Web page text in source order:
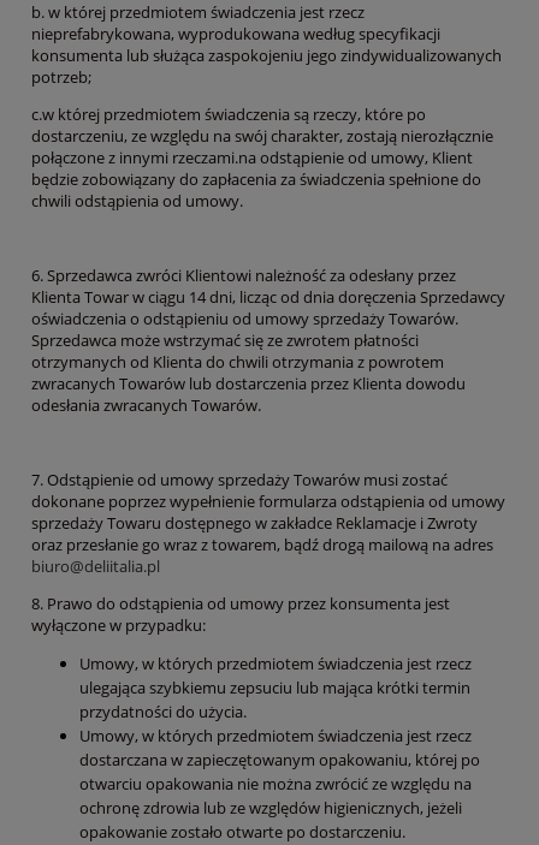
b. w której przedmiotem świadczenia jest rzecz
nieprefabrykowana, wyprodukowana według specyfikacji
konsumenta lub służąca zaspokojeniu jego zindywidualizowanych
potrzeb;
c.w której przedmiotem świadczenia są rzeczy, które po
dostarczeniu, ze względu na swój charakter, zostają nierozłącznie
połączone z innymi rzeczami.na odstąpienie od umowy, Klient
będzie zobowiązany do zapłacenia za świadczenia spełnione do
chwili odstąpienia od umowy.
6. Sprzedawca zwróci Klientowi należność za odesłany przez
Klienta Towar w ciągu 14 dni, licząc od dnia doręczenia Sprzedawcy
oświadczenia o odstąpieniu od umowy sprzedaży Towarów.
Sprzedawca może wstrzymać się ze zwrotem płatności
otrzymanych od Klienta do chwili otrzymania z powrotem
zwracanych Towarów lub dostarczenia przez Klienta dowodu
odesłania zwracanych Towarów.
7. Odstąpienie od umowy sprzedaży Towarów musi zostać
dokonane poprzez wypełnienie formularza odstąpienia od umowy
sprzedaży Towaru dostępnego w zakładce Reklamacje i Zwroty
oraz przesłanie go wraz z towarem, bądź drogą mailową na adres
biuro@deliitalia.pl
8. Prawo do odstąpienia od umowy przez konsumenta jest
wyłączone w przypadku:
Umowy, w których przedmiotem świadczenia jest rzecz
ulegająca szybkiemu zepsuciu lub mająca krótki termin
przydatności do użycia.
Umowy, w których przedmiotem świadczenia jest rzecz
dostarczana w zapieczętowanym opakowaniu, której po
otwarciu opakowania nie można zwrócić ze względu na
ochronę zdrowia lub ze względów higienicznych, jeżeli
opakowanie zostało otwarte po dostarczeniu.